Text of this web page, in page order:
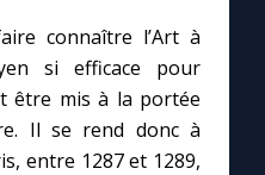
connaître l’Art à
si efficace pour
être mis à la portée
Il se rend donc à
entre 1287 et 1289,